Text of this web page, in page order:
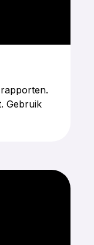
Gebruik